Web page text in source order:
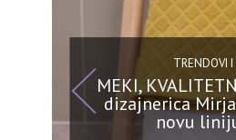
TRENDOVI
MEKI,
dizajnerica
novu